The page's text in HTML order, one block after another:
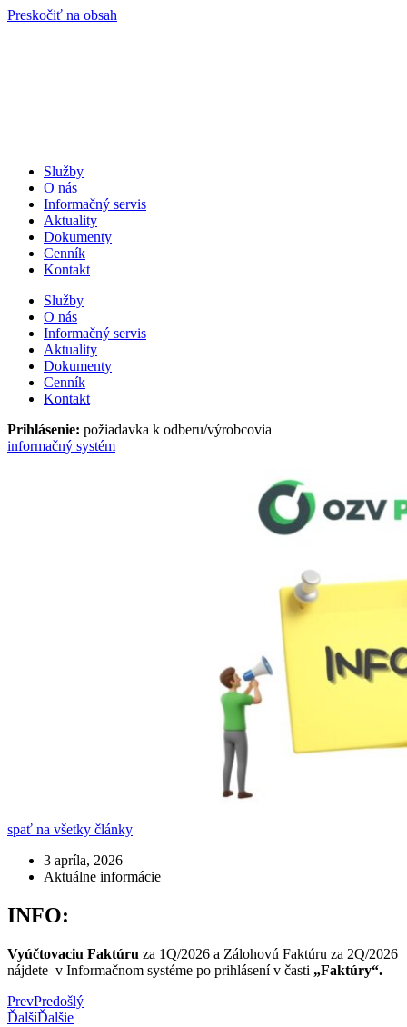
Preskočiť na obsah
Služby
O nás
Informačný servis
Aktuality
Dokumenty
Cenník
Kontakt
Služby
O nás
Informačný servis
Aktuality
Dokumenty
Cenník
Kontakt
Prihlásenie: požiadavka k odberu/výrobcovia
informačný systém
spať na všetky články
3 apríla, 2026
Aktuálne informácie
INFO:
Vyúčtovaciu Faktúru za 1Q/2026 a Zálohovú Faktúru za 2Q/2026
nájdete v Informačnom systéme po prihlásení v časti „Faktúry“.
PrevPredošlý
ĎalšíĎalšie